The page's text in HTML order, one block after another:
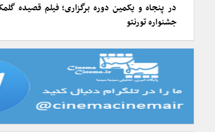
در پنجاه و یکمین دوره برگزاری؛ فیلم قصیده
جشنواره تورنتو